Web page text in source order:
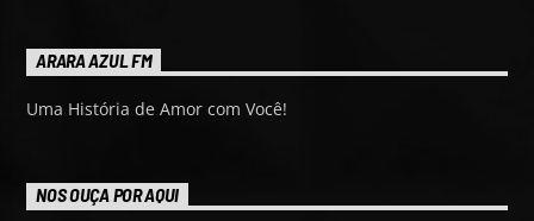
ARARA AZUL FM
Uma História de Amor com Você!
NOS OUÇA POR AQUI